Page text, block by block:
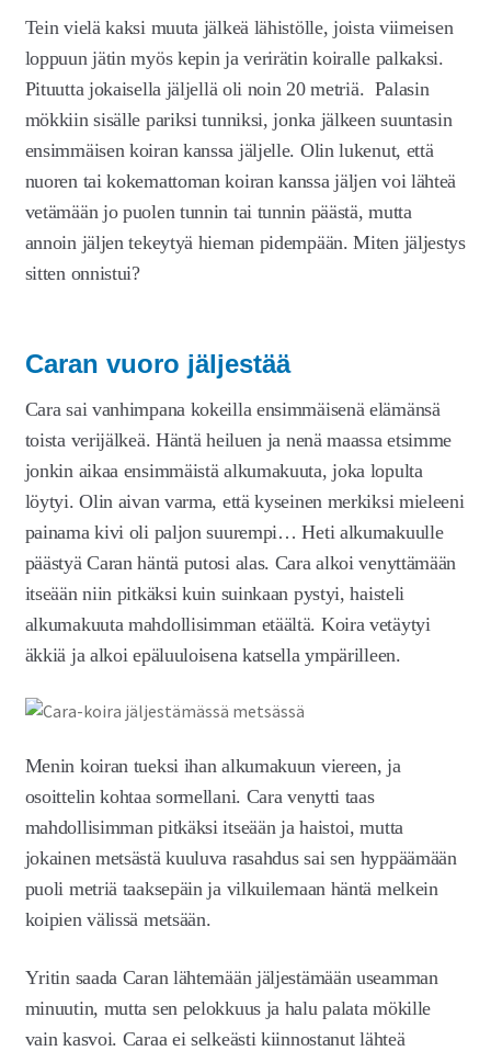
Tein vielä kaksi muuta jälkeä lähistölle, joista viimeisen
loppuun jätin myös kepin ja verirätin koiralle palkaksi.
Pituutta jokaisella jäljellä oli noin 20 metriä. Palasin
mökkiin sisälle pariksi tunniksi, jonka jälkeen suuntasin
ensimmäisen koiran kanssa jäljelle. Olin lukenut, että
nuoren tai kokemattoman koiran kanssa jäljen voi lähteä
vetämään jo puolen tunnin tai tunnin päästä, mutta
annoin jäljen tekeytyä hieman pidempään. Miten jäljestys
sitten onnistui?
Caran vuoro jäljestää
Cara sai vanhimpana kokeilla ensimmäisenä elämänsä
toista verijälkeä. Häntä heiluen ja nenä maassa etsimme
jonkin aikaa ensimmäistä alkumakuuta, joka lopulta
löytyi. Olin aivan varma, että kyseinen merkiksi mieleeni
painama kivi oli paljon suurempi… Heti alkumakuulle
päästyä Caran häntä putosi alas. Cara alkoi venyttämään
itseään niin pitkäksi kuin suinkaan pystyi, haisteli
alkumakuuta mahdollisimman etäältä. Koira vetäytyi
äkkiä ja alkoiepäluuloisena katsella ympärilleen.
Menin koiran tueksi ihan alkumakuun viereen, ja
osoittelin kohtaa sormellani. Cara venytti taas
mahdollisimman pitkäksi itseään ja haistoi, mutta
jokainen metsästä kuuluva rasahdus sai sen hyppäämään
puoli metriä taaksepäin ja vilkuilemaan häntä melkein
koipien välissä metsään.
Yritin saada Caran lähtemään jäljestämään useamman
minuutin, mutta sen pelokkuus ja halu palata mökille
vain kasvoi. Caraa ei selkeästi kiinnostanut lähteä